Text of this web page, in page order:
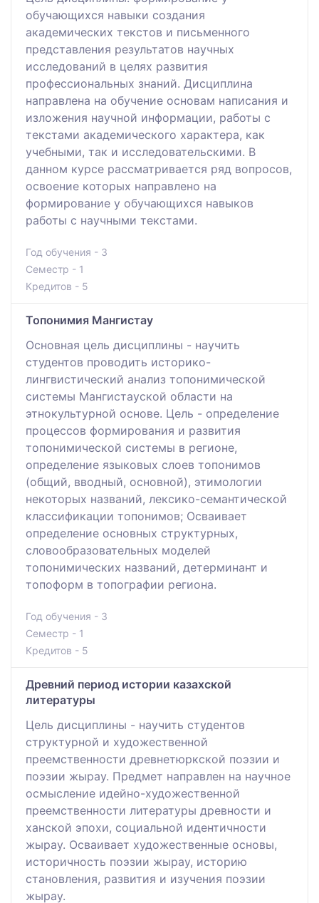
обучающихся навыки создания
академических текстов и письменного
представления результатов научных
исследований в целях развития
профессиональных знаний. Дисциплина
направлена на обучение основам написания и
изложения научной информации, работы с
текстами академического характера, как
учебными, так и исследовательскими. В
данном курсе рассматривается ряд вопросов,
освоение которых направлено на
формирование у обучающихся навыков
работы с научными текстами.
Год обучения - 3
Семестр - 1
Кредитов - 5
Топонимия Мангистау
Основная цель дисциплины - научить
студентов проводить историко-
лингвистический анализ топонимической
системы Мангистауской области на
этнокультурной основе. Цель - определение
процессов формирования и развития
топонимической системы в регионе,
определение языковых слоев топонимов
(общий, вводный, основной), этимологии
некоторых названий, лексико-семантической
классификации топонимов; Осваивает
определение основных структурных,
словообразовательных моделей
топонимических названий, детерминант и
топоформ в топографии региона.
Год обучения - 3
Семестр - 1
Кредитов - 5
Древний период истории казахской
литературы
Цель дисциплины - научить студентов
структурной и художественной
преемственности древнетюркской поэзии и
поэзии жырау. Предмет направлен на научное
осмысление идейно-художественной
преемственности литературы древности и
ханской эпохи, социальной идентичности
жырау. Осваивает художественные основы,
историчность поэзии жырау, историю
становления, развития и изучения поэзии
жырау.